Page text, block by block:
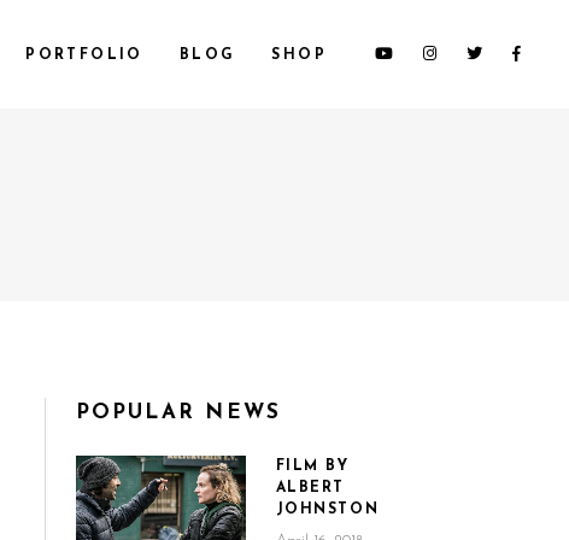
PORTFOLIO
LARGE SLIDER
GALLERY
BLOG SHOP
POPULAR NEWS
FILM BY
ALBERT
JOHNSTON